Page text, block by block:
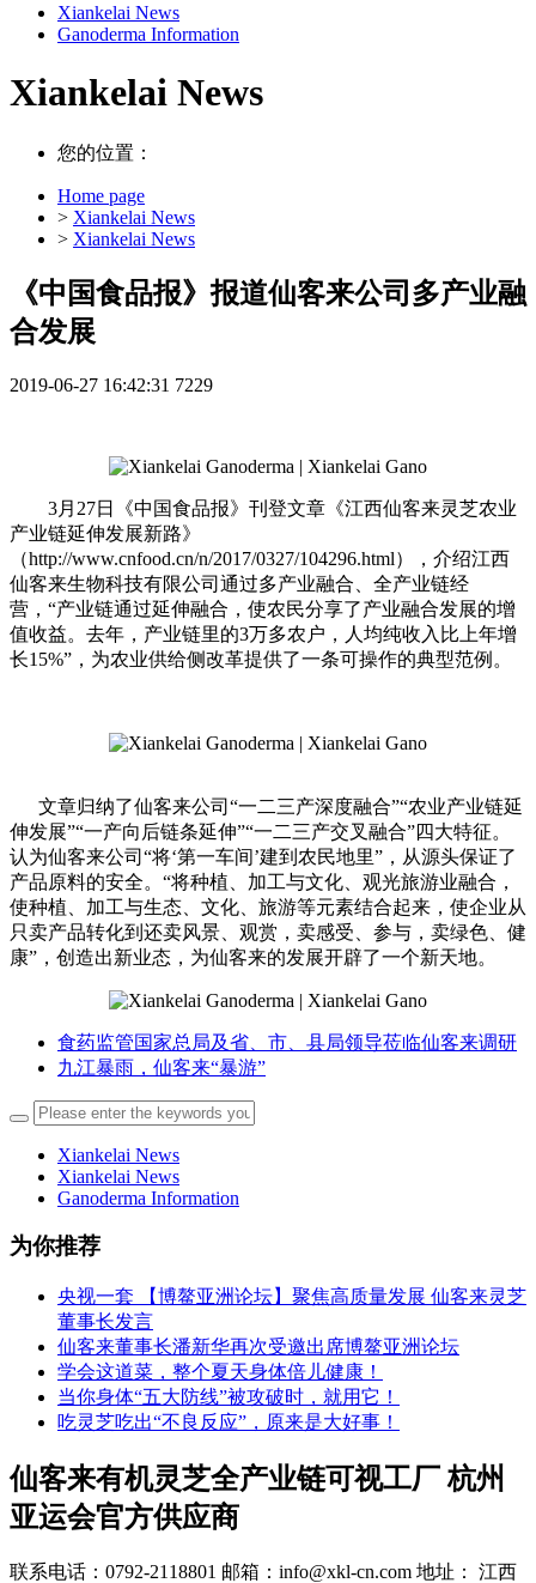
Xiankelai News
Ganoderma Information
Xiankelai News
您的位置：
Home page
> Xiankelai News
> Xiankelai News
《中国食品报》报道仙客来公司多产业融
合发展
2019-06-27 16:42:31 7229
3月27日《中国食品报》刊登文章《江西仙客来灵芝农业
产业链延伸发展新路》
（http://www.cnfood.cn/n/2017/0327/104296.html），介绍江西
仙客来生物科技有限公司通过多产业融合、全产业链经
营，“产业链通过延伸融合，使农民分享了产业融合发展的增
值收益。去年，产业链里的3万多农户，人均纯收入比上年增
长15%”，为农业供给侧改革提供了一条可操作的典型范例。
文章归纳了仙客来公司“一二三产深度融合”“农业产业链延
伸发展”“一产向后链条延伸”“一二三产交叉融合”四大特征。
认为仙客来公司“将‘第一车间’建到农民地里”，从源头保证了
产品原料的安全。“将种植、加工与文化、观光旅游业融合，
使种植、加工与生态、文化、旅游等元素结合起来，使企业从
只卖产品转化到还卖风景、观赏，卖感受、参与，卖绿色、健
康”，创造出新业态，为仙客来的发展开辟了一个新天地。
食药监管国家总局及省、市、县局领导莅临仙客来调研
九江暴雨，仙客来“暴游”
Xiankelai News
Xiankelai News
Ganoderma Information
为你推荐
央视一套 【博鳌亚洲论坛】聚焦高质量发展 仙客来灵芝
董事长发言
仙客来董事长潘新华再次受邀出席博鳌亚洲论坛
学会这道菜，整个夏天身体倍儿健康！
当你身体“五大防线”被攻破时，就用它！
吃灵芝吃出“不良反应”，原来是大好事！
仙客来有机灵芝全产业链可视工厂 杭州
亚运会官方供应商
联系电话：0792-2118801 邮箱：info@xkl-cn.com 地址： 江西